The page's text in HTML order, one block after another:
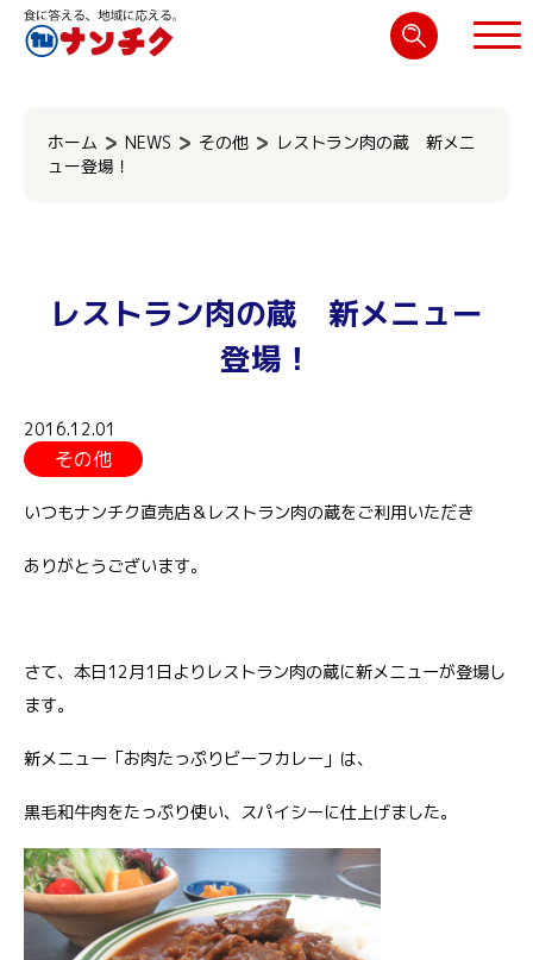
ホーム NEWS その他
レストラン肉の蔵 新メニ
ュー登場！
レストラン肉の蔵 新メニュー
登場！
2016.12.01
その他
いつもナンチク直売店＆レストラン肉の蔵をご利用いただき
ありがとうございます。
さて、本日12月1日よりレストラン肉の蔵に新メニューが登場し
ます。
新メニュー「お肉たっぷりビーフカレー」は、
黒毛和牛肉をたっぷり使い、スパイシーに仕上げました。